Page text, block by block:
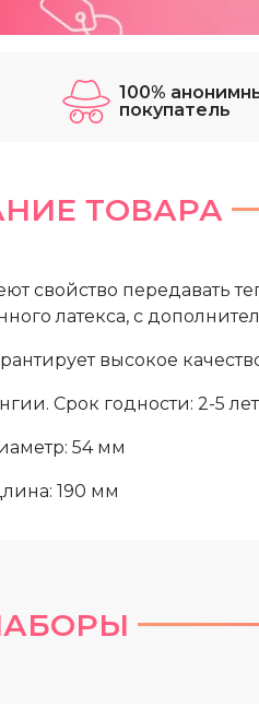
100%
покупатель
ТОВАРА
свойство передавать
латекса, с
высокое
Срок годности: 2-5
54 мм
190 мм